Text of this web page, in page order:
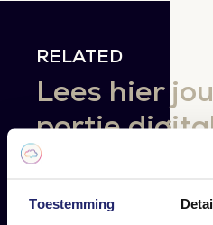
Toestemming
RELATED
Lees hier
portie
blogs,